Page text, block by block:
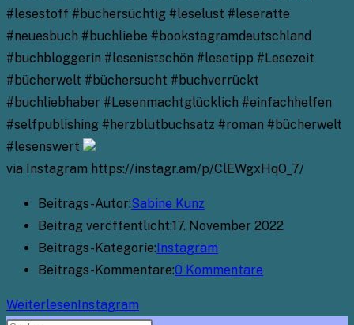
#lesestoff #büchersüchtig #leselust #leseratte
#neuesbuch #buchliebe #bookstagramdeutschland
#buchbloggerin #lesenistschön #lesetipp #Lesezeit
#bücherwelt #büchersucht #buchverrückt
#buchliebhaber #Lesenmachtglücklich #einfachhelfen
#selfpublishing #herzblutbuchsatz #roman #bücherwelt
#lesenswert
via Instagram https://instagr.am/p/ClEWgxHqO_7/
Beitrags-Autor:Sabine Kunz
Beitrag veröffentlicht:17. November 2022
Beitrags-Kategorie:Instagram
Beitrags-Kommentare:0 Kommentare
WeiterlesenInstagram